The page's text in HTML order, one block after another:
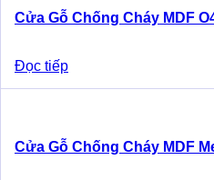
Cửa Gỗ Chống Cháy MDF
Đọc tiếp
Cửa Gỗ Chống Cháy MDF